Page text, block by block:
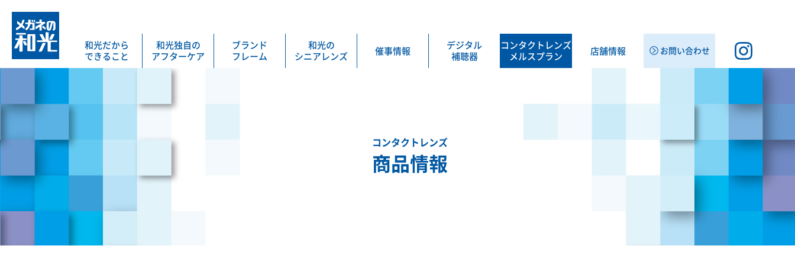
和光だから
できること
和光独自の
アフターケア
ブランド
フレーム
和光の
シニアレンズ
催事情報
デジタル
補聴器
コンタクト レンズ
メルスプラン
店舗情報 お問い合わせ
コンタクトレンズ
商品情報